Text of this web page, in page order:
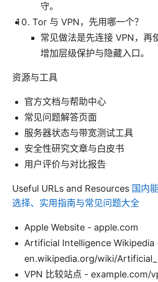
守。
Tor 与 VPN，先用哪一个？
常见做法是先连接 VPN，再
增加层级保护与隐藏入口。
资源与工具
官方文档与帮助中心
常见问题解答页面
服务器状态与带宽测试工具
安全性研究文章与白皮书
用户评价与对比报告
Useful URLs and Resources 国内
选择、实用指南与常见问题大全
Apple Website - apple.com
Artificial Intelligence Wikipedia
en.wikipedia.org/wiki/
VPN 比较站点 - example.com/